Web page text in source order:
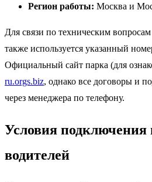
Регион работы: Москва и
Для связи по техническим
также используется указанный
Официальный сайт парка (для
ru.orgs.biz, однако все договоры и
через менеджера по телефону.
Условия
водителей